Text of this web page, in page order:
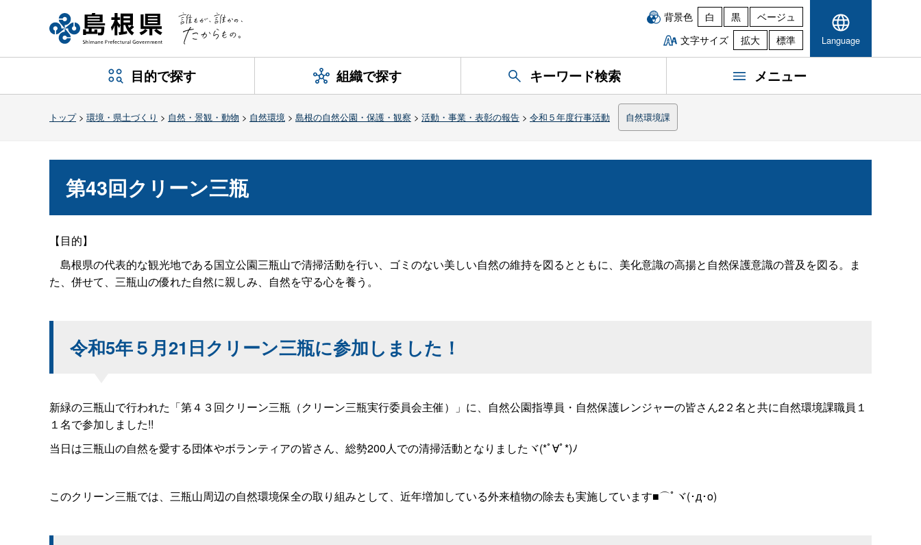
背景色 白 黒
ベージュ
文字サイズ
拡大 標準 Language
目的で探す 組織で探す キーワード検索 メニュー
トップ> 環境・県土づくり > 自然・景観・動物 > 自然環境 > 島根の自然公園・保護・観察 > 活動・事業・表彰の報告 > 令和５年度行事活動 自然環境課
第43回クリーン三瓶
【目的】
島根県の代表的な観光地である国立公園三瓶山で清掃活動を行い、ゴミのない美しい自然の維持を図るとともに、美化意識の高揚と自然保護意識の普及を図る。ま
た、併せて、三瓶山の優れた自然に親しみ、自然を守る心を養う。
令和5年５月21日クリーン三瓶に参加しました！
新緑の三瓶山で行われた「第４３回クリーン三瓶（クリーン三瓶実行委員会主催）」に、自然公園指導員・自然保護レンジャーの皆さん2２名と共に自然環境課職員１
１名で参加しました!!
当日は三瓶山の自然を愛する団体やボランティアの皆さん、総勢200人での清掃活動となりましたヾ(*ﾟ∀ﾟ*)ﾉ
このクリーン三瓶では、三瓶山周辺の自然環境保全の取り組みとして、近年増加している外来植物の除去も実施しています■⌒ﾟヾ(･д･o)